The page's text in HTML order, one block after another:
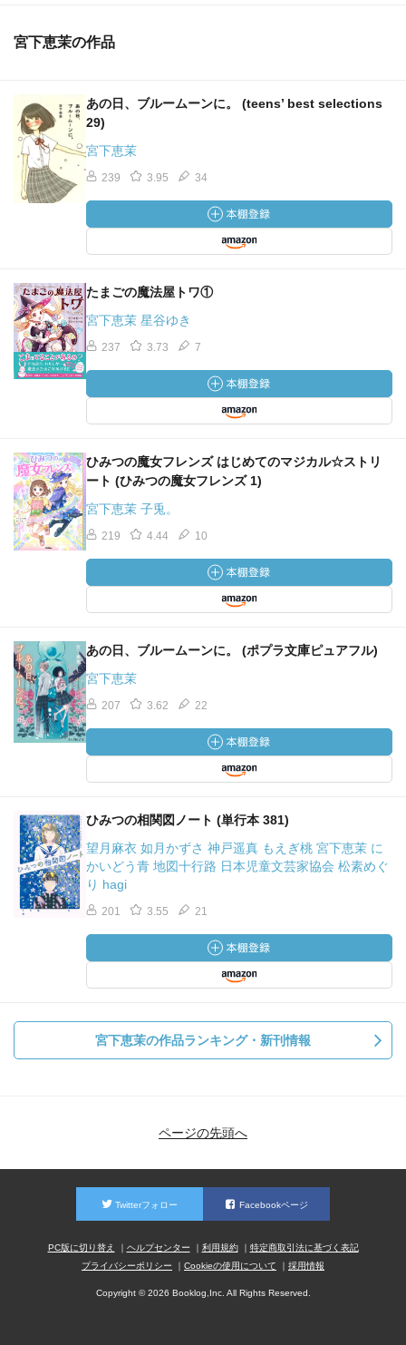
宮下恵茉の作品
あの日、ブルームーンに。 (teens’ best selections
29)
宮下恵茉
239 3.95 34
たまごの魔法屋トワ①
宮下恵茉 星谷ゆき
237 3.73 7
ひみつの魔女フレンズ はじめてのマジカル☆ストリ
ート (ひみつの魔女フレンズ 1)
宮下恵茉 子兎。
219 4.44 10
あの日、ブルームーンに。 (ポプラ文庫ピュアフル)
宮下恵茉
207 3.62 22
ひみつの相関図ノート (単行本 381)
望月麻衣 如月かずさ 神戸遥真 もえぎ桃 宮下恵茉 に
かいどう青 地図十行路 日本児童文芸家協会 松素めぐ
り hagi
201 3.55 21
宮下恵茉の作品ランキング・新刊情報
ページの先頭へ
Twitterフォロー Facebookページ
PC版に切り替え ヘルプセンター 利用規約
特定商取引法に基づく表記
プライバシーポリシー
Cookieの使用について 採用情報
Copyright © 2026 Booklog,Inc. All Rights Reserved.